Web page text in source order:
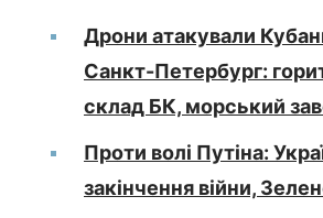
Дрони атакували
Санкт-Петербург:
склад БК, морський
Проти волі Путіна:
закінчення війни,